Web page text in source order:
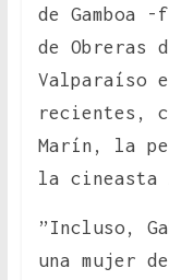
de Gamboa
de Obreras
Valparaíso
recientes,
Marín, la
la cineasta
”Incluso,
una mujer